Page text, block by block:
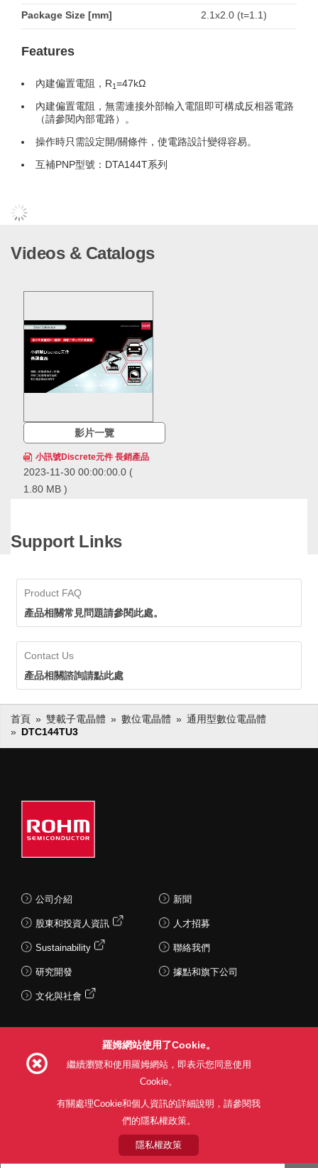
Package Size [mm] 2.1x2.0 (t=1.1)
Features
內建偏置電阻，R1=47kΩ
內建偏置電阻，無需連接外部輸入電阻即可構成反相器電路
（請參閱內部電路）。
操作時只需設定開/關條件，使電路設計變得容易。
互補PNP型號：DTA144T系列
Videos & Catalogs
影片一覽
小訊號Discrete元件 長銷產品
2023-11-30 00:00:00.0 (
1.80 MB )
經超過600億個，擁有領先業
生命週期長的應用中也可以放
心採用。
ROHM的小訊號Discrete元件長銷
個，擁有領先業界的供貨實績。
ROHM透過確保穩定的生產和供
應，即使在生命週期長的應用中也
可以放心採用。
Support Links
Product FAQ
產品相關常見問題請參閱此處。
Contact Us
產品相關諮詢請點此處
首頁 雙載子電晶體 數位電晶體
通用型數位電晶體
DTC144TU3
公司介紹
股東和投資人資訊
Sustainability
研究開發
文化與社會
新聞
人才招募
聯絡我們
據點和旗下公司
利用目的 隱私權政策
關於本公司產品銷售之標準條款(PDF)
羅姆網站使用了Cookie。
繼續瀏覽和使用羅姆網站，即表示您同意使用
Cookie。
有關處理Cookie和個人資訊的詳細說明，請參閱我
們的隱私權政策。
隱私權政策